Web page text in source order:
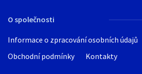
O společnosti
Informace o zpracování osobních údajů
Obchodní podmínky
Kontakty